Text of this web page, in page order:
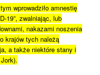
wprowadziło amnestię
19”, zwalniając, lub
nakazami noszenia
krajów tych należą
a także niektóre stany i